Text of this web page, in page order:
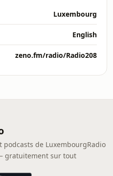
Luxembourg
English
zeno.fm/radio/Radio208
podcasts de LuxembourgRadio
gratuitement sur tout